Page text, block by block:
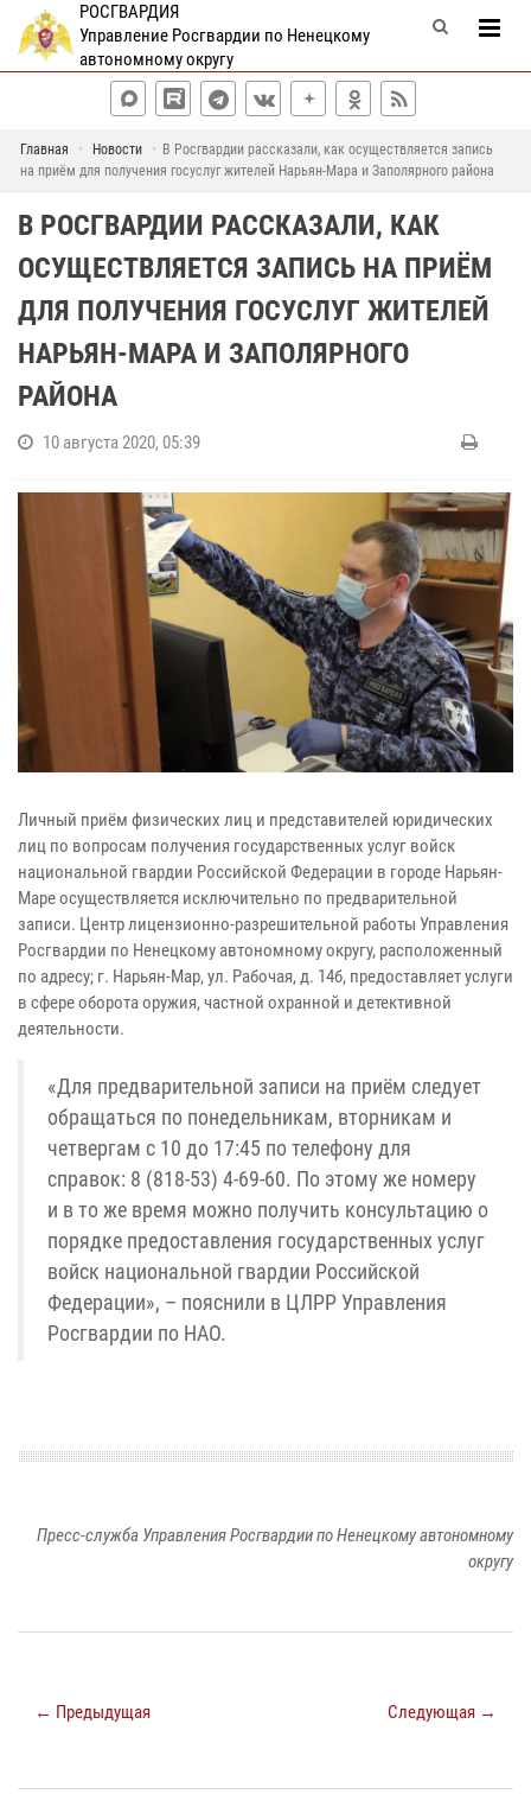
РОСГВАРДИЯ
Управление Росгвардии по Ненецкому
автономному округу
Главная Новости
В Росгвардии рассказали, как осуществляется запись
на приём для получения госуслуг жителей Нарьян-Мара и Заполярного района
В РОСГВАРДИИ РАССКАЗАЛИ, КАК
ОСУЩЕСТВЛЯЕТСЯ ЗАПИСЬ НА ПРИЁМ
ДЛЯ ПОЛУЧЕНИЯ ГОСУСЛУГ ЖИТЕЛЕЙ
НАРЬЯН-МАРА И ЗАПОЛЯРНОГО
РАЙОНА
10 августа 2020, 05:39
Личный приём физических лиц и представителей юридических
лиц по вопросам получения государственных услуг войск
национальной гвардии Российской Федерации в городе Нарьян-
Маре осуществляется исключительно по предварительной
записи. Центр лицензионно-разрешительной работы Управления
Росгвардии по Ненецкому автономному округу, расположенный
по адресу; г. Нарьян-Мар, ул. Рабочая, д. 14б, предоставляет услуги
в сфере оборота оружия, частной охранной и детективной
деятельности.
«Для предварительной записи на приём следует
обращаться по понедельникам, вторникам и
четвергам с 10 до 17:45 по телефону для
справок: 8 (818-53) 4-69-60. По этому же номеру
и в то же время можно получить консультацию о
порядке предоставления государственных услуг
войск национальной гвардии Российской
Федерации», – пояснили в ЦЛРР Управления
Росгвардии по НАО.
Пресс-служба Управления Росгвардии по Ненецкому автономному
округу
← Предыдущая Следующая →